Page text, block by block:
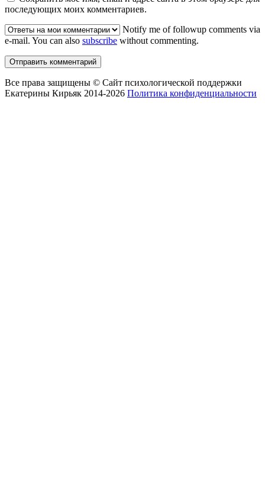
последующих моих комментариев.
Notify me of followup comments via
e-mail. You can also subscribe without commenting.
Все права защищены © Сайт психологической поддержки
Екатерины Кирьяк 2014-2026 Политика конфиденциальности